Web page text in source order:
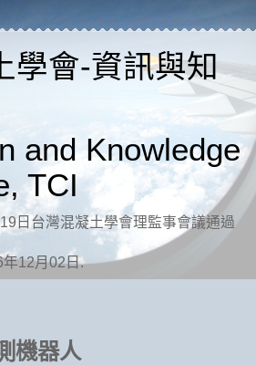
學會-資訊與知
and Knowledge
TCI
日台灣混凝土學會理監事會議通過
12月02日.
機器人